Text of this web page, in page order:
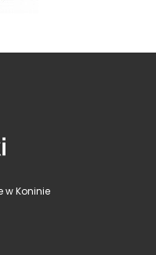
w Koninie